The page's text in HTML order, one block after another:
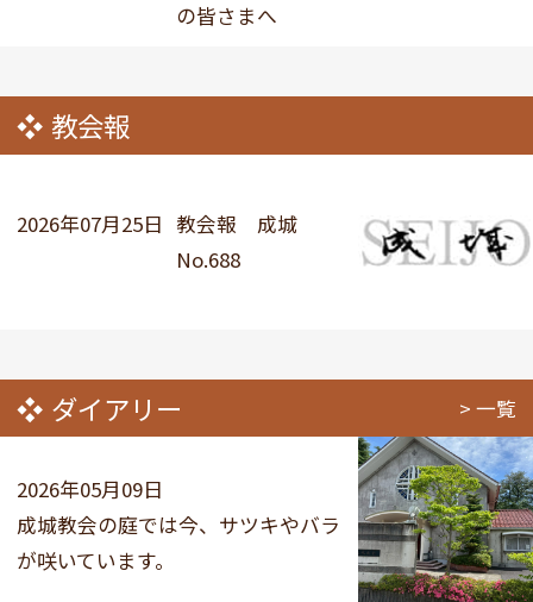
の皆さまへ
教会報
2026年07月25日 教会報 成城
No.688
ダイアリー 一覧
2026年05月09日
成城教会の庭では今、サツキやバラ
が咲いています。